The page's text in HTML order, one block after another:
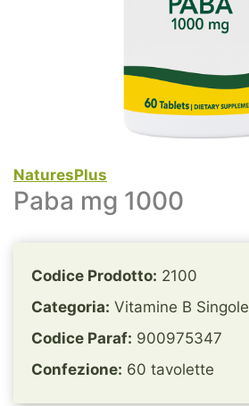
NaturesPlus
Paba mg 1000
Codice Prodotto: 2100
Categoria: Vitamine B Singole
Codice Paraf: 900975347
Confezione: 60 tavolette